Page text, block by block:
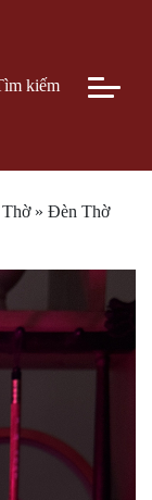
kiếm
» Đèn Thờ